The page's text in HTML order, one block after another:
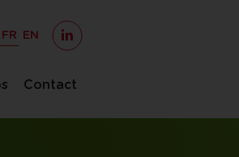
FR EN
Contact